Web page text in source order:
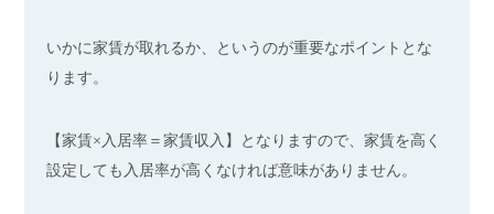
いかに家賃が取れるか、というのが重要なポイントとな
ります。
【家賃×入居率＝家賃収入】となりますので、家賃を高く
設定しても入居率が高くなければ意味がありません。